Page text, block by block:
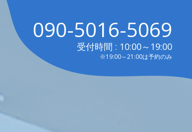
090-5016-5069
受付時間 : 10:00～19:00
※19:00～21:00は予約のみ